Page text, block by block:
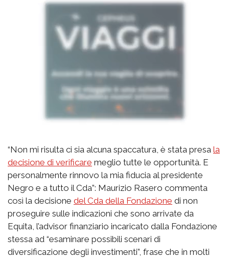
“Non mi risulta ci sia alcuna spaccatura, è stata presa la
decisione di verificare meglio tutte le opportunità. E
personalmente rinnovo la mia fiducia al presidente
Negro e a tutto il Cda”: Maurizio Rasero commenta
così la decisione del Cda della Fondazione di non
proseguire sulle indicazioni che sono arrivate da
Equita, l’advisor finanziario incaricato dalla Fondazione
stessa ad “esaminare possibili scenari di
diversificazione degli investimenti”, frase che in molti